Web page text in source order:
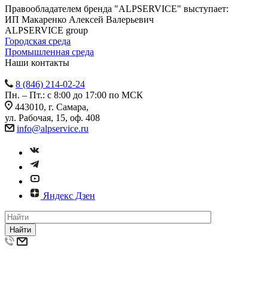
Правообладателем бренда "ALPSERVICE" выступает:
ИП Макаренко Алексей Валерьевич
ALPSERVICE group
Городская среда
Промышленная среда
Наши контакты
8 (846) 214-02-24
Пн. – Пт.: с 8:00 до 17:00 по МСК
443010, г. Самара,
ул. Рабочая, 15, оф. 408
info@alpservice.ru
Яндекс Дзен
Найти